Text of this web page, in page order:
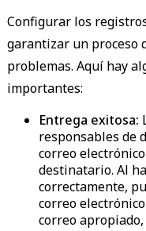
Configurar los
garantizar un proceso
problemas. Aquí hay
importantes:
Entrega exitosa:
responsables de
correo
destinatario. Al
correctamente,
correo
correo